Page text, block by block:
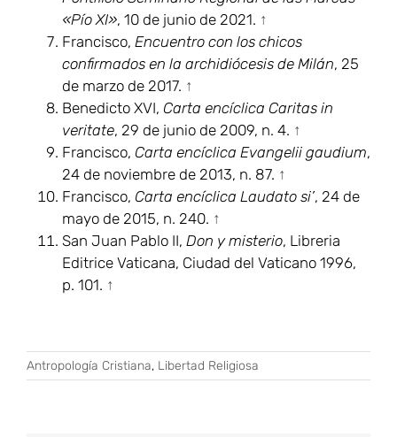
«Pío XI», 10 de junio de 2021. ↑
Francisco, Encuentro con los chicos
confirmados en la archidiócesis de Milán, 25
de marzo de 2017. ↑
Benedicto XVI, Carta encíclica Caritas in
veritate, 29 de junio de 2009, n. 4. ↑
Francisco, Carta encíclica Evangelii gaudium,
24 de noviembre de 2013, n. 87. ↑
Francisco, Carta encíclica Laudato si’, 24 de
mayo de 2015, n. 240. ↑
San Juan Pablo II, Don y misterio, Libreria
Editrice Vaticana, Ciudad del Vaticano 1996,
p. 101. ↑
Antropología Cristiana, Libertad Religiosa